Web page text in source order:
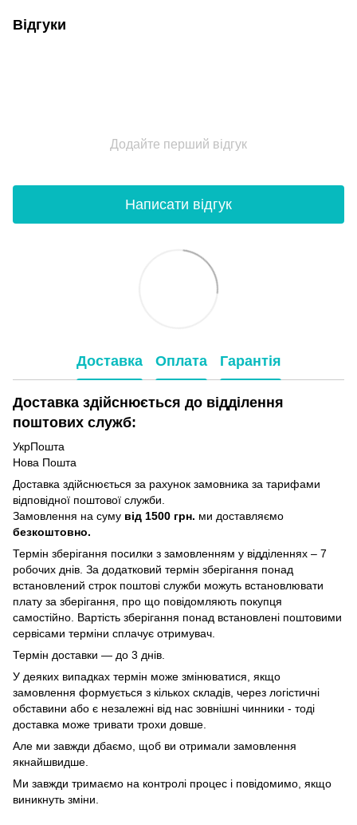
Відгуки
Додайте перший відгук
Написати відгук
Доставка Оплата Гарантія
Доставка здійснюється до відділення
поштових служб:
УкрПошта
Нова Пошта
Доставка здійснюється за рахунок замовника за тарифами
відповідної поштової служби.
Замовлення на суму від 1500 грн. ми доставляємо
безкоштовно.
Термін зберігання посилки з замовленням у відділеннях – 7
робочих днів. За додатковий термін зберігання понад
встановлений строк поштові служби можуть встановлювати
плату за зберігання, про що повідомляють покупця
самостійно. Вартість зберігання понад вcтановлені поштовими
сервісами терміни сплачує отримувач.
Термін доставки — до 3 днів.
У деяких випадках термін може змінюватися, якщо
замовлення формується з кількох складів, через логістичні
обставини або є незалежні від нас зовнішні чинники - тоді
доставка може тривати трохи довше.
Але ми завжди дбаємо, щоб ви отримали замовлення
якнайшвидше.
Ми завжди тримаємо на контролі процес і повідомимо, якщо
виникнуть зміни.